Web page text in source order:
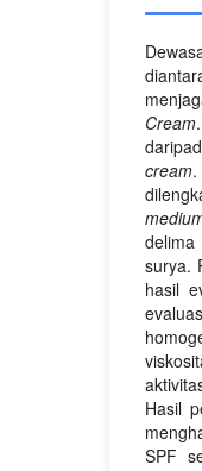
Cream.
cream
surya.
hasil
Hasil
SPF